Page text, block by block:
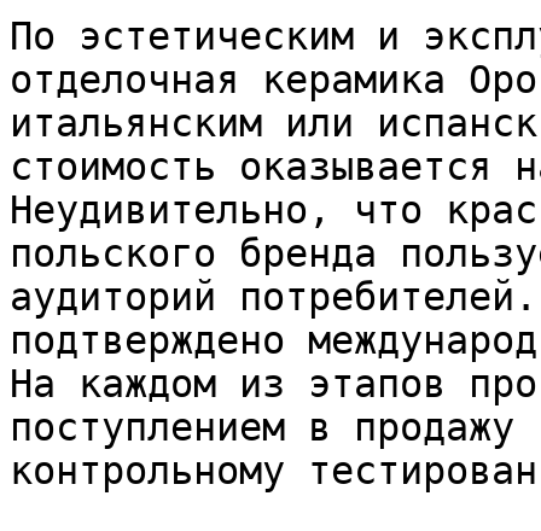
По эстетическим и
отделочная керамика
итальянским или
стоимость оказывается
Неудивительно, что
польского бренда
аудиторий
подтверждено
На каждом из этапов
поступлением в продажу
контрольному